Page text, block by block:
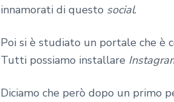
innamorati di questo social.
Poi si è studiato un portale che è
Tutti possiamo installare
Diciamo che però dopo un primo